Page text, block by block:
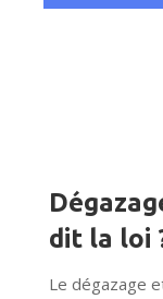
dit la loi
Le dégazage